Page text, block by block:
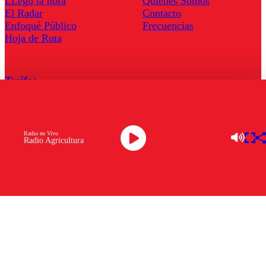
Radio Agricultura
Radio en Vivo
El Radar
Enfoqué Público
Hoja de Ruta
Contacto
Frecuencias
Tarifas
Descarga la APP